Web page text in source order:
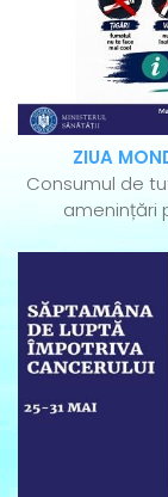
ZIUA
Consumul de
amenințări